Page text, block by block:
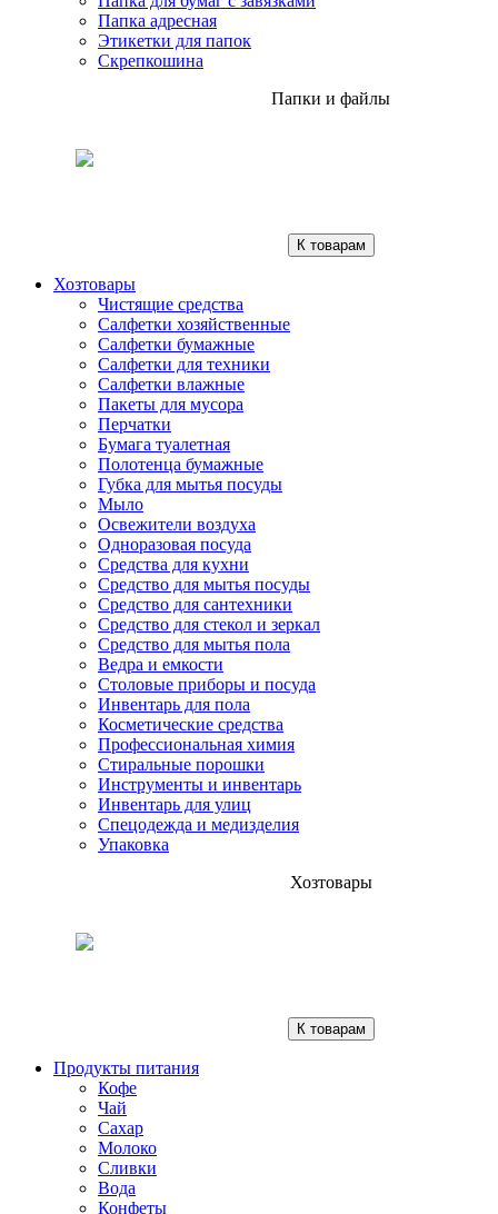
Папка адресная
Этикетки для папок
Скрепкошина
Папки и файлы
К товарам
Хозтовары
Чистящие средства
Салфетки хозяйственные
Салфетки бумажные
Салфетки для техники
Салфетки влажные
Пакеты для мусора
Перчатки
Бумага туалетная
Полотенца бумажные
Губка для мытья посуды
Мыло
Освежители воздуха
Одноразовая посуда
Средства для кухни
Средство для мытья посуды
Средство для сантехники
Средство для стекол и зеркал
Средство для мытья пола
Ведра и емкости
Столовые приборы и посуда
Инвентарь для пола
Косметические средства
Профессиональная химия
Стиральные порошки
Инструменты и инвентарь
Инвентарь для улиц
Спецодежда и медизделия
Упаковка
Хозтовары
К товарам
Продукты питания
Кофе
Чай
Сахар
Молоко
Сливки
Вода
Конфеты